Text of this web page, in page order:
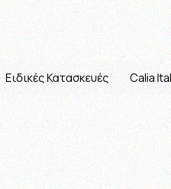
Ειδικές Κατασκευές Calia